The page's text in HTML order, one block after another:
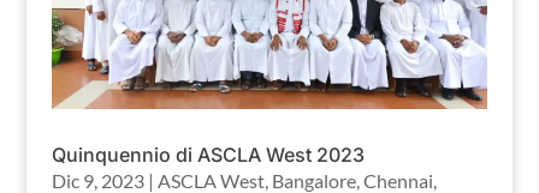
Quinquennio di ASCLA West 2023
Dic 9, 2023| ASCLA West, Bangalore,Chennai,